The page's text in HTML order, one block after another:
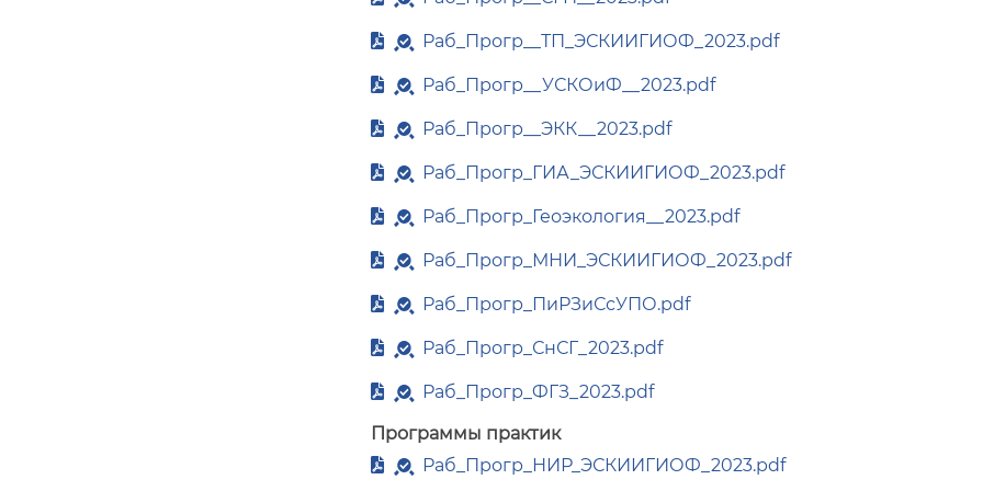
Раб_Прогр__ТП_ЭСКИИГИОФ_2023.pdf
Раб_Прогр__УСКОиФ__2023.pdf
Раб_Прогр__ЭКК__2023.pdf
Раб_Прогр_ГИА_ЭСКИИГИОФ_2023.pdf
Раб_Прогр_Геоэкология__2023.pdf
Раб_Прогр_МНИ_ЭСКИИГИОФ_2023.pdf
Раб_Прогр_ПиРЗиСсУПО.pdf
Раб_Прогр_СнСГ_2023.pdf
Раб_Прогр_ФГЗ_2023.pdf
Программы практик
Раб_Прогр_НИР_ЭСКИИГИОФ_2023.pdf